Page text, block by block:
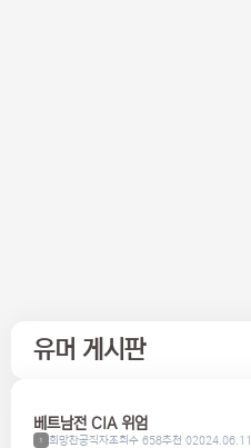
유머 게시판
베트남전 CIA 위엄
1 희망찬공직자조회수 658추천 02024.06.11